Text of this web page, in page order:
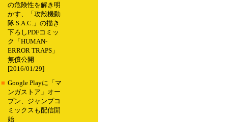
の危険性を解き明
かす、「攻殻機動
隊 S.A.C.」の描き
下ろしPDFコミッ
ク「HUMAN-
ERROR TRAPS」
無償公開
[2016/01/29]
■ Google Playに「マ
ンガストア」オー
プン、ジャンプコ
ミックスも配信開
始